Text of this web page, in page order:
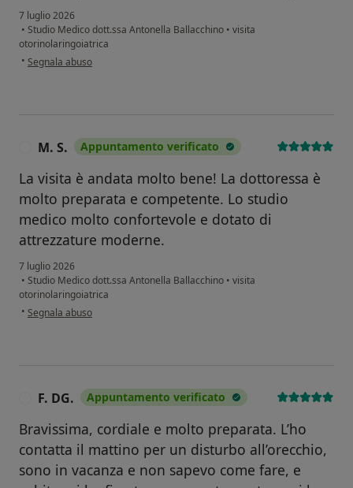
7 luglio 2026
• Studio Medico dott.ssa Antonella Ballacchino • visita
otorinolaringoiatrica
• secondo l'opinione dell'utente Gerlando
Segnala abuso
M. S. Appuntamento verificato
La visita è andata molto bene! La dottoressa è
molto preparata e competente. Lo studio
medico molto confortevole e dotato di
attrezzature moderne.
7 luglio 2026
• Studio Medico dott.ssa Antonella Ballacchino • visita
otorinolaringoiatrica
• secondo l'opinione dell'utente M. S.
Segnala abuso
F. DG. Appuntamento verificato
Bravissima, cordiale e molto preparata. L’ho
contatta il mattino per un disturbo all’orecchio,
sono in vacanza e non sapevo come fare, e